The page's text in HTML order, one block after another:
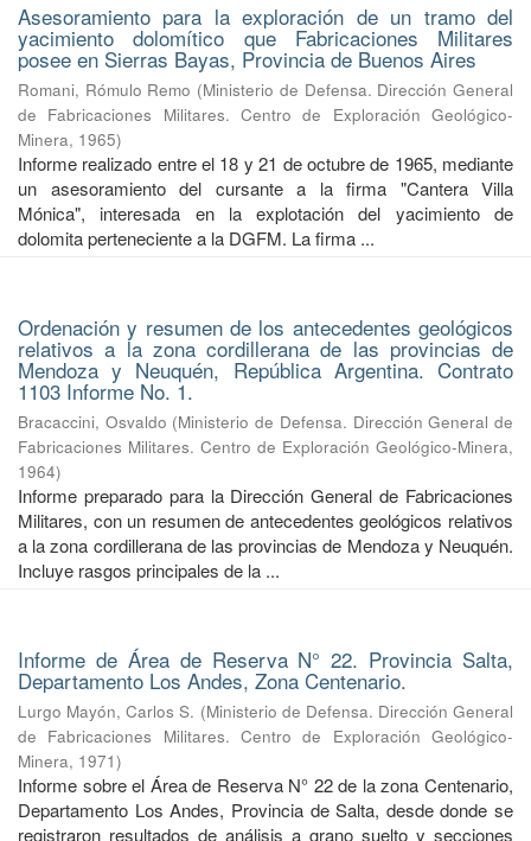
Asesoramiento para la exploración de un tramo del
yacimiento dolomítico que Fabricaciones Militares
posee en Sierras Bayas, Provincia de Buenos Aires
Romani, Rómulo Remo (Ministerio de Defensa. Dirección General
de Fabricaciones Militares. Centro de Exploración Geológico-
Minera, 1965)
Informe realizado entre el 18 y 21 de octubre de 1965, mediante
un asesoramiento del cursante a la firma "Cantera Villa
Mónica", interesada en la explotación del yacimiento de
dolomita perteneciente a la DGFM. La firma ...
Ordenación y resumen de los antecedentes geológicos
relativos a la zona cordillerana de las provincias de
Mendoza y Neuquén, República Argentina. Contrato
1103 Informe No. 1.
Bracaccini, Osvaldo (Ministerio de Defensa. Dirección General de
Fabricaciones Militares. Centro de Exploración Geológico-Minera,
1964)
Informe preparado para la Dirección General de Fabricaciones
Militares, con un resumen de antecedentes geológicos relativos
a la zona cordillerana de las provincias de Mendoza y Neuquén.
Incluye rasgos principales de la ...
Informe de Área de Reserva N° 22. Provincia Salta,
Departamento Los Andes, Zona Centenario.
Lurgo Mayón, Carlos S. (Ministerio de Defensa. Dirección General
de Fabricaciones Militares. Centro de Exploración Geológico-
Minera, 1971)
Informe sobre el Área de Reserva N° 22 de la zona Centenario,
Departamento Los Andes, Provincia de Salta, desde donde se
registraron resultados de análisis a grano suelto y secciones